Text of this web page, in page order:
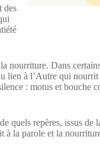
des
Dans
lien à l’Autre qui
: motus et
quels repères, issus
la parole et la